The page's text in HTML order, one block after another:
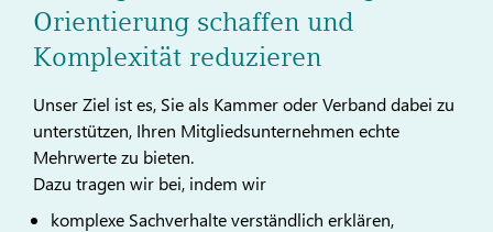
Orientierung schaffen und
Komplexität reduzieren
Unser Ziel ist es, Sie als Kammer oder Verband dabei zu
unterstützen, Ihren Mitgliedsunternehmen echte
Mehrwerte zu bieten.
Dazu tragen wir bei, indem wir
komplexe Sachverhalte verständlich erklären,